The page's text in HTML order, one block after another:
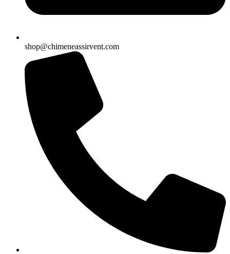
shop@chimeneassirvent.com